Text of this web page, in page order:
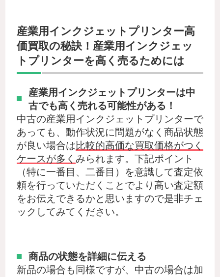
産業用インクジェットプリンター高
価買取の秘訣！産業用インクジェッ
トプリンターを高く売るためには
産業用インクジェットプリンターは中
古でも高く売れる可能性がある！
中古の産業用インクジェットプリンターで
あっても、動作状況に問題がなく商品状態
が良い場合は 比較的高価な買取価格がつく
ケースが多く みられます。下記ポイント
（特に一番目、二番目）を意識して査定依
頼を行っていただくことでより高い査定額
をお伝えできるかと思いますので是非チェ
ックしてみてください。
商品の状態を詳細に伝える
新品の場合も同様ですが、中古の場合は加